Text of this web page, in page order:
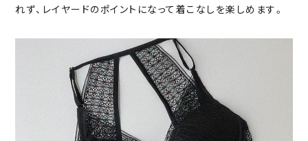
れず、レイヤードのポイントになって着こなしを楽しめます。